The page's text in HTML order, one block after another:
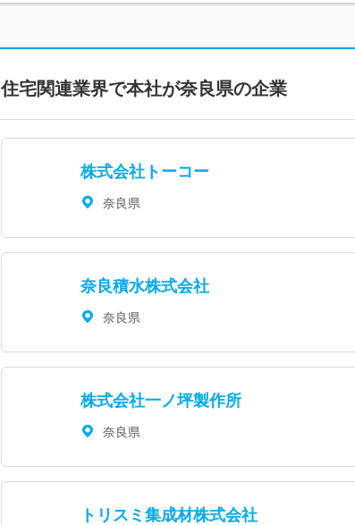
住宅関連業界で本社が奈良県の企業
株式会社トーコー
奈良県
奈良積水株式会社
奈良県
株式会社一ノ坪製作所
奈良県
トリスミ集成材株式会社